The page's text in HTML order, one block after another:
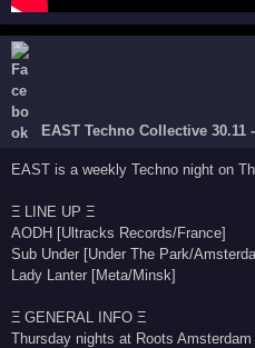
EAST Techno Collective 30.11
EAST is a weekly Techno night on
Ξ LINE UP Ξ
AODH [Ultracks Records/France]
Sub Under [Under The Park/
Lady Lanter [Meta/Minsk]
Ξ GENERAL INFO Ξ
Thursday nights at Roots Amsterdam